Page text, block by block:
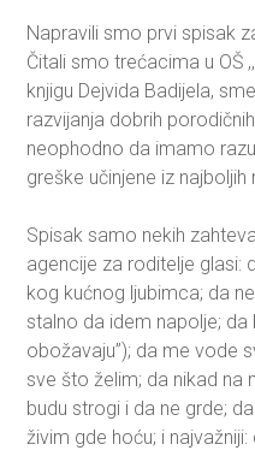
Napravili smo prvi spisak
Čitali smo trećacima u OŠ
knjigu Dejvida Badijela,
razvijanja dobrih
neophodno da imamo
greške učinjene iz najboljih
Spisak samo nekih
agencije za roditelje glasi:
kog kućnog ljubimca; da
stalno da idem napolje; da
obožavaju”); da me vode
sve što želim; da nikad na
budu strogi i da ne grde;
živim gde hoću; i